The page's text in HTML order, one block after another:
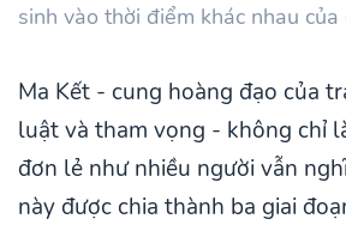
sinh vào thời điểm khác nhau của
Ma Kết - cung hoàng đạo của
luật và tham vọng - không chỉ
đơn lẻ như nhiều người vẫn
này được chia thành ba giai